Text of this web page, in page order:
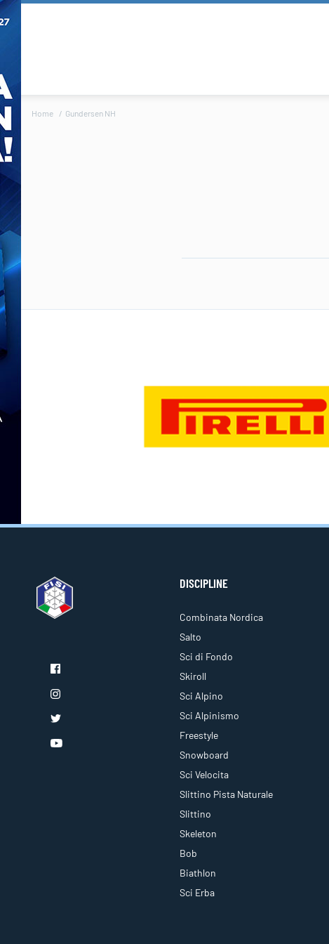
Home Gundersen NH
DISCIPLINE
Combinata Nordica
Salto
Sci di Fondo
Skiroll
Sci Alpino
Sci Alpinismo
Freestyle
Snowboard
Sci Velocita
Slittino Pista Naturale
Slittino
Skeleton
Bob
Biathlon
Sci Erba